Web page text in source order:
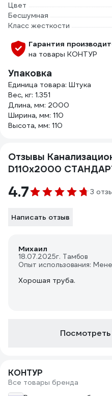
Цвет
Бесшумная
Класс жесткости
Гарантия
на товары КОНТУР
Упаковка
Единица товара: Штука
Вес, кг: 1.351
Длина, мм: 2000
Ширина, мм: 110
Высота, мм: 110
Отзывы
D110x2000
4.7 3
Написать отзыв
Михаил
18.07.2025г. Тамбов
Опыт использования:
Хорошая труба.
КОНТУР
Все товары бренда